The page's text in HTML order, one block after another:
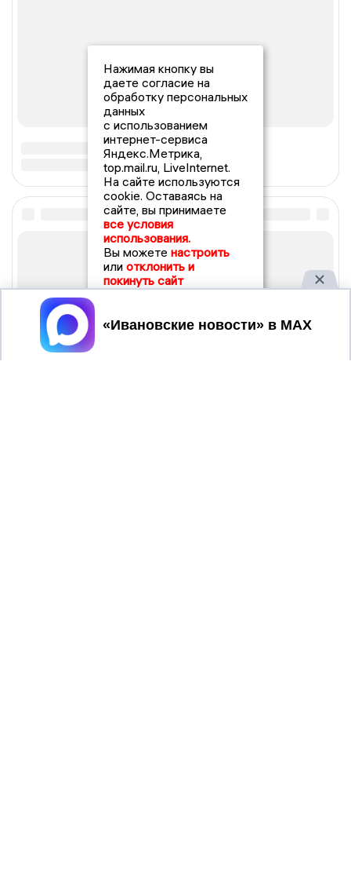
Нажимая кнопку вы
даете согласие на
обработку персональных
данных
с использованием
интернет-сервиса
Яндекс.Метрика,
top.mail.ru, LiveInternet.
На сайте используются
cookie. Оставаясь на
сайте, вы принимаете
все условия
использования.
Вы можете настроить
или отклонить и
покинуть сайт
Принять